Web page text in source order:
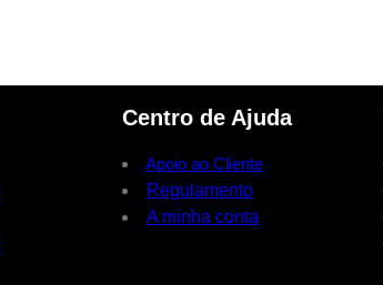
Centro de Ajuda
Apoio ao Cliente
Regulamento
A minha conta